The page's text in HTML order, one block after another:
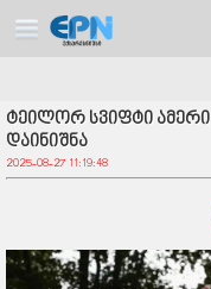
ტეილორ სვიფტი
დაინიშნა
2025-08-27 11:19:48